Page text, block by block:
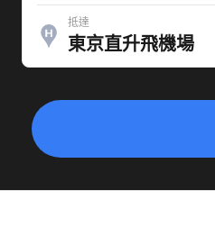
抵達
東京直升飛機場